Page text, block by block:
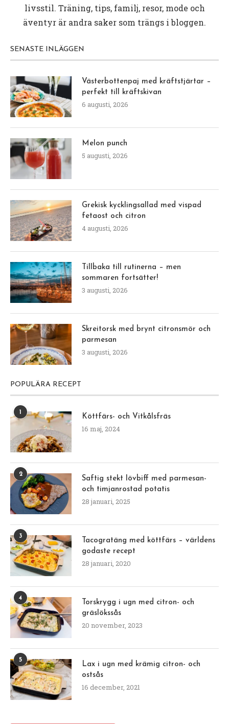
livsstil. Träning, tips, familj, resor, mode och
äventyr är andra saker som trängs i bloggen.
SENASTE INLÄGGEN
Västerbottenpaj med kräftstjärtar –
perfekt till kräftskivan
6 augusti, 2026
Melon punch
5 augusti, 2026
Grekisk kycklingsallad med vispad
fetaost och citron
4 augusti, 2026
Tillbaka till rutinerna – men
sommaren fortsätter!
3 augusti, 2026
Skreitorsk med brynt citronsmör och
parmesan
3 augusti, 2026
POPULÄRA RECEPT
1
Köttfärs- och Vitkålsfräs
16 maj, 2024
2
Saftig stekt lövbiff med parmesan-
och timjanrostad potatis
28 januari, 2025
3
Tacogratäng med köttfärs – världens
godaste recept
28 januari, 2020
4
Torskrygg i ugn med citron- och
gräslökssås
20 november, 2023
5
Lax i ugn med krämig citron- och
ostsås
16 december, 2021